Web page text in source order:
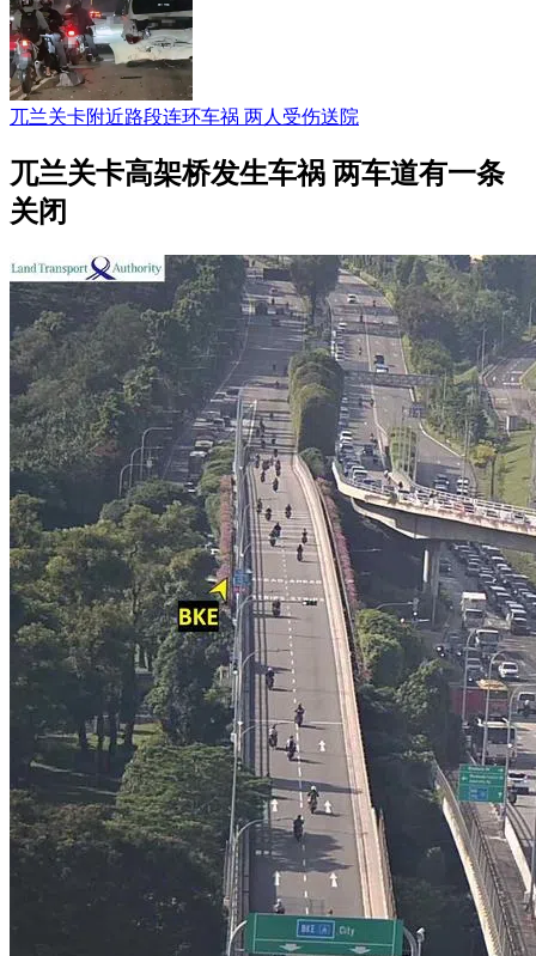
兀兰关卡附近路段连环车祸 两人受伤送院
兀兰关卡高架桥发生车祸 两车道有一条
关闭